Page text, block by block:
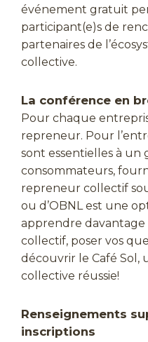
événement gratuit
participant(e)s de
partenaires de
collective.
La conférence en
Pour chaque
repreneur. Pour
sont essentielles à un
consommateurs,
repreneur collectif
ou d’OBNL est une
apprendre
collectif, poser vos
découvrir le Café Sol,
collective réussie!
Renseignements
inscriptions